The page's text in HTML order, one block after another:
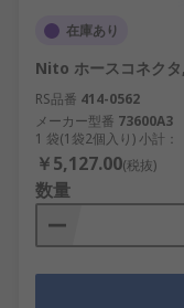
在庫あり
Nito ホースコネク
RS品番 414-0562
メーカー型番 73600A3
1 袋(1袋2個入り) 小計：
￥5,127.00(税抜)
数量